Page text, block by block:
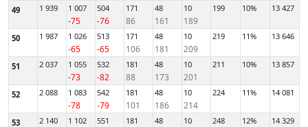
49 1 939 1 007
-75
504
-76
171
86
48
161
10
189
199 10% 13 427
50 1 987 1 026
-65
513
-65
171
106
48
181
10
209
219 11% 13 646
51 2 037 1 055
-73
532
-82
181
88
48
173
10
201
211 10% 13 857
52 2 088 1 083
-78
542
-79
181
101
48
186
10
214
224 11% 14 081
53 2 140 1 102 551 181 48 10 248 12% 14 329